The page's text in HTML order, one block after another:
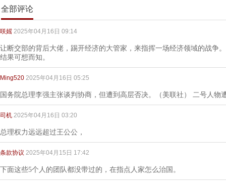
全部评论
咲媱 2025年04月16日 09:14
让断交部的背后大佬，踢开经济的大管家，来指挥一场经济领域的战争。
结果可想而知。
Ming520 2025年04月16日 05:25
国务院总理李强主张谈判协商，但遭到高层否决。（美联社） 二号人物
司机 2025年04月16日 03:20
总理权力远远超过王公公，
条款协议 2025年04月15日 17:42
下面这些5个人的团队都没带过的，在指点人家怎么治国。